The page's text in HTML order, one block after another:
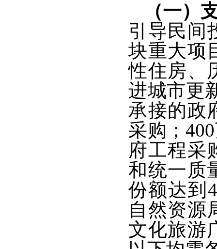
（一）
引导民间
块重大项
性住房、
进城市更
承接的政
采购；
府工程采
和统一质
份额达到
自然资源
文化旅游